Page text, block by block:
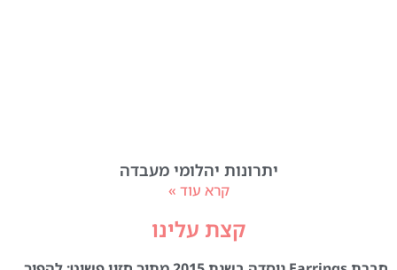
יתרונות יהלומי מעבדה
קרא עוד »
קצת עלינו